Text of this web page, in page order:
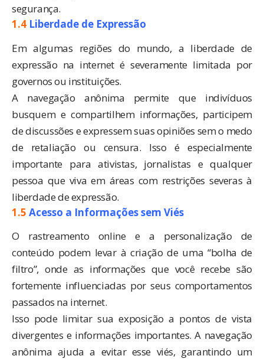
segurança.
1.4 Liberdade de Expressão
Em algumas regiões do mundo, a liberdade de
expressão na internet é severamente limitada por
governos ou instituições.
A navegação anônima permite que indivíduos
busquem e compartilhem informações, participem
de discussões e expressem suas opiniões sem o medo
de retaliação ou censura. Isso é especialmente
importante para ativistas, jornalistas e qualquer
pessoa que viva em áreas com restrições severas à
liberdade de expressão.
1.5 Acesso a Informações sem Viés
O rastreamento online e a personalização de
conteúdo podem levar à criação de uma “bolha de
filtro”, onde as informações que você recebe são
fortemente influenciadas por seus comportamentos
passados na internet.
Isso pode limitar sua exposição a pontos de vista
divergentes e informações importantes. A navegação
anônima ajuda a evitar esse viés, garantindo um